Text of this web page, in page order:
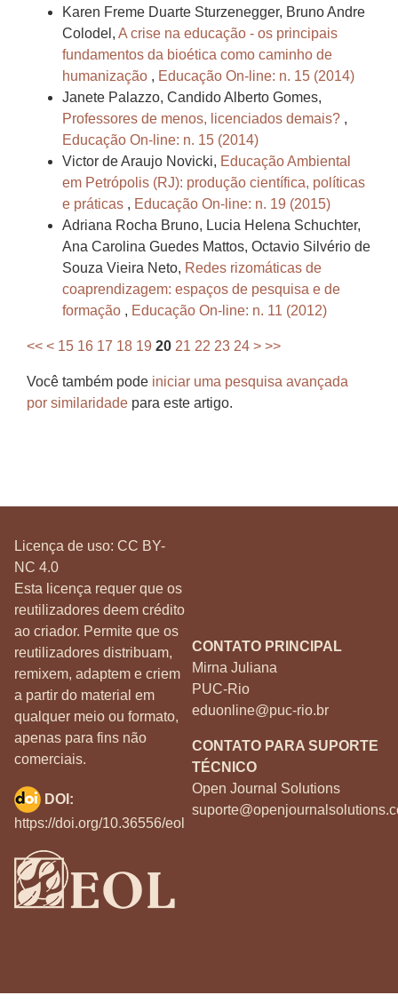
Karen Freme Duarte Sturzenegger, Bruno Andre
Colodel, A crise na educação - os principais
fundamentos da bioética como caminho de
humanização , Educação On-line: n. 15 (2014)
Janete Palazzo, Candido Alberto Gomes,
Professores de menos, licenciados demais? ,
Educação On-line: n. 15 (2014)
Victor de Araujo Novicki, Educação Ambiental
em Petrópolis (RJ): produção científica, políticas
e práticas , Educação On-line: n. 19 (2015)
Adriana Rocha Bruno, Lucia Helena Schuchter,
Ana Carolina Guedes Mattos, Octavio Silvério de
Souza Vieira Neto, Redes rizomáticas de
coaprendizagem: espaços de pesquisa e de
formação , Educação On-line: n. 11 (2012)
<< < 15 16 17 18 19 20 21 22 23 24 > >>
Você também pode iniciar uma pesquisa avançada
por similaridade para este artigo.
Licença de uso: CC BY-
NC 4.0
Esta licença requer que os
reutilizadores deem crédito
ao criador. Permite que os
reutilizadores distribuam,
remixem, adaptem e criem
a partir do material em
qualquer meio ou formato,
apenas para fins não
comerciais.
CONTATO PRINCIPAL
Mirna Juliana
PUC-Rio
eduonline@puc-rio.br
CONTATO PARA SUPORTE
TÉCNICO
Open Journal Solutions
DOI:
https://doi.org/10.36556/eol